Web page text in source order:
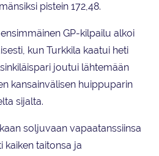
pistein 172,48.
GP-kilpailu alkoi
kun Turkkila kaatui heti
joutui lähtemään
kansainvälisen huippuparin
sijalta.
soljuvaan vapaatanssiinsa
kaiken taitonsa ja